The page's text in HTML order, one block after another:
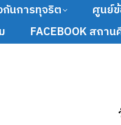
นการทุจริต
ศูนย์
FACEBOOK สถา